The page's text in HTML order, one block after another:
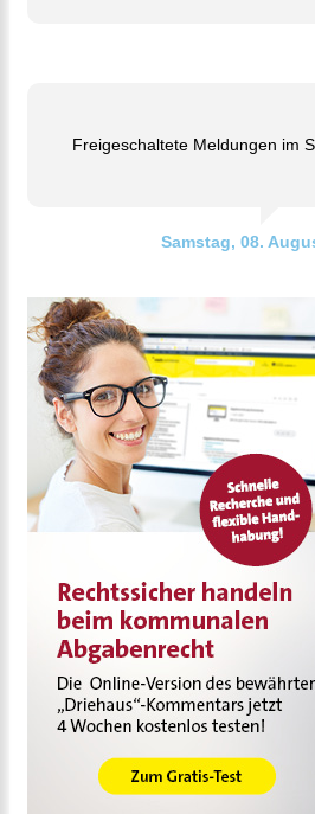
Freigeschaltete Meldungen im
Samstag, 08.